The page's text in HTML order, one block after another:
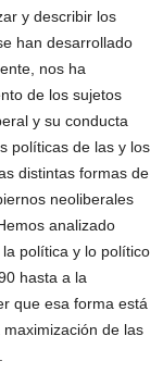
y describir los
han desarrollado
nos ha
de los sujetos
y su conducta
políticas de las y los
distintas formas de
neoliberales
analizado
política y lo político
hasta a la
que esa forma está
de las